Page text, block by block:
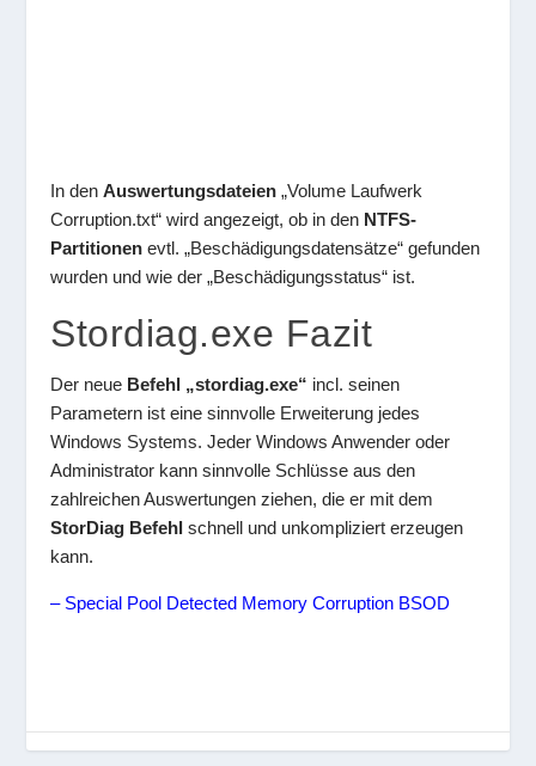
In denAuswertungsdateien „Volume Laufwerk
Corruption.txt“ wird angezeigt, ob in den NTFS-
Partitionen evtl. „Beschädigungsdatensätze“ gefunden
wurden und wie der „Beschädigungsstatus“ ist.
Stordiag.exe Fazit
Der neue Befehl „stordiag.exe“ incl. seinen
Parametern ist eine sinnvolle Erweiterung jedes
Windows Systems. Jeder Windows Anwender oder
Administrator kann sinnvolle Schlüsse aus den
zahlreichen Auswertungen ziehen, die er mit dem
StorDiag Befehl schnell und unkompliziert erzeugen
kann.
– Special Pool Detected Memory Corruption BSOD